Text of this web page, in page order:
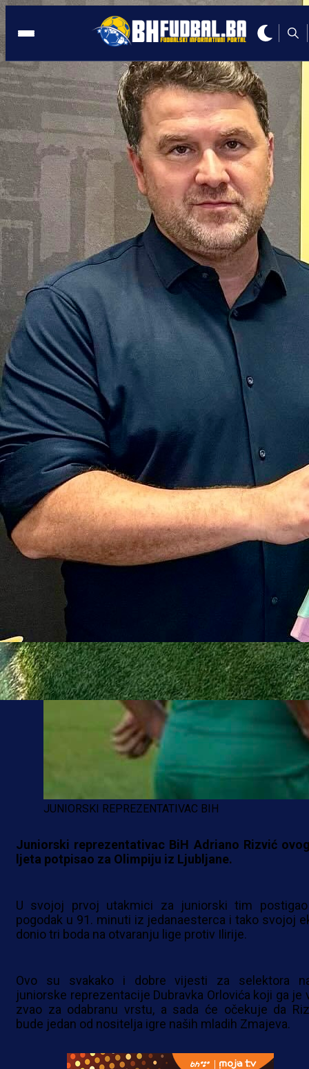
LJUBLJANA
13:16, 18.08.2024
Juniorski reprezentativac BiH zabio na
debiju za Olimpiju!
Autor:
BHFudbal.ba
13:16, 18.08.2024
JUNIORSKI REPREZENTATIVAC BIH
Juniorski reprezentativac BiH Adriano Rizvić
ljeta potpisao za Olimpiju iz Ljubljane.
U svojoj prvoj utakmici za juniorski tim
pogodak u 91. minuti iz jedanaesterca i tako svojoj
donio tri boda na otvaranju lige protiv Ilirije.
Ovo su svakako i dobre vijesti za selektora
juniorske reprezentacije Dubravka Orlovića koji ga je
zvao za odabranu vrstu, a sada će očekuje da
bude jedan od nositelja igre naših mladih Zmajeva.